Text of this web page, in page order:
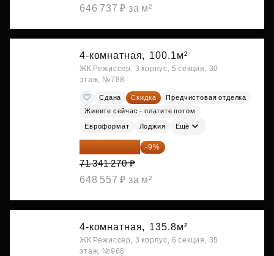
646 737 ₽ за м²
4-комнатная, 100.1м²
ЖК Режиссер, 3 корпус, 5 секция, 30
этаж, №788
Сдана Скидка
Предчистовая отделка
Живите сейчас - платите потом
Евроформат Лоджия Ещё
64 920 556 ₽ -9%
71 341 270 ₽
648 557 ₽ за м²
4-комнатная, 135.8м²
ЖК Режиссер, 3 корпус, 6 секция, 35
этаж, №968